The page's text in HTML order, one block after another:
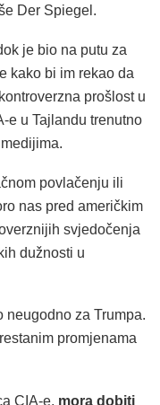
Der Spiegel.
je bio na putu za
kako bi im rekao da
prošlost u
e u Tajlandu trenutno
povlačenju ili
nas pred američkim
svjedočenja
dužnosti u
neugodno za Trumpa.
promjenama
CIA-e, mora dobiti